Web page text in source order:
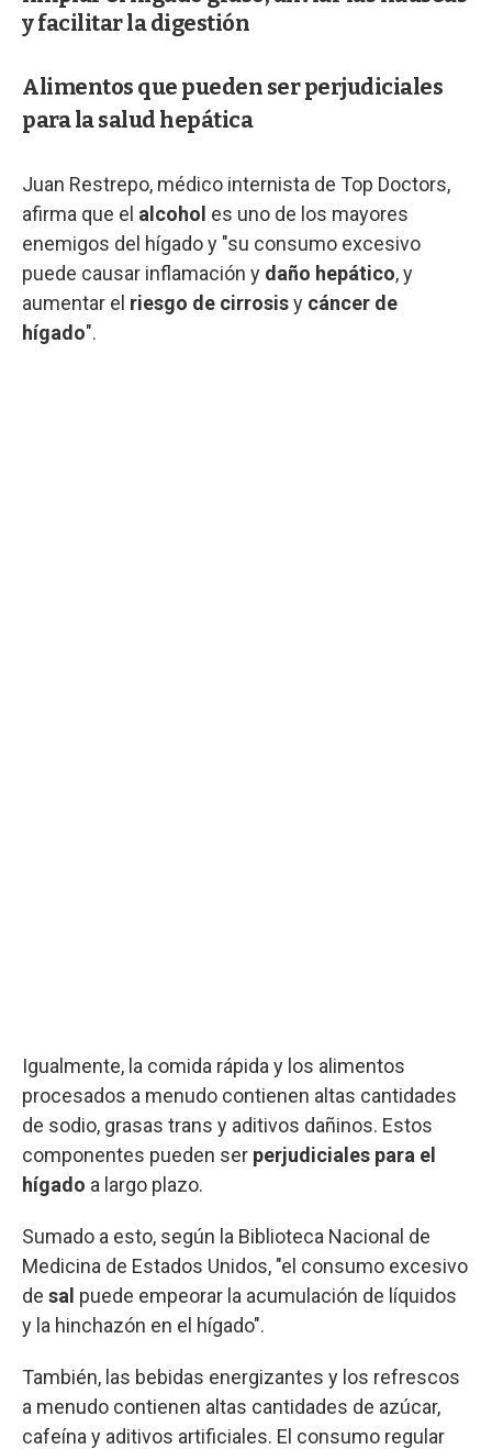
y facilitar la digestión
Alimentos que pueden ser perjudiciales
para la salud hepática
Juan Restrepo, médico internista de Top Doctors,
afirma que el alcohol es uno de los mayores
enemigos del hígado y "su consumo excesivo
puede causar inflamación y daño hepático, y
aumentar el riesgo de cirrosisy cáncer de
hígado".
Igualmente, la comida rápida y los alimentos
procesados a menudo contienen altas cantidades
de sodio, grasas trans y aditivos dañinos. Estos
componentes pueden ser perjudiciales para el
hígado a largo plazo.
Sumado a esto, según la Biblioteca Nacional de
Medicina de Estados Unidos, "el consumo excesivo
de sal puede empeorar la acumulación de líquidos
y la hinchazón en el hígado".
También, las bebidas energizantes y los refrescos
a menudo contienen altas cantidades de azúcar,
cafeína y aditivos artificiales. El consumo regular